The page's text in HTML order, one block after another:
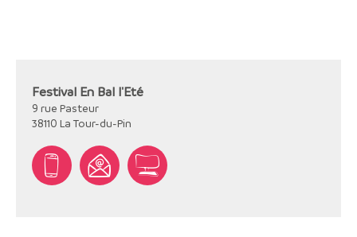
Festival En Bal l'Eté
9 rue Pasteur
38110 La Tour-du-Pin